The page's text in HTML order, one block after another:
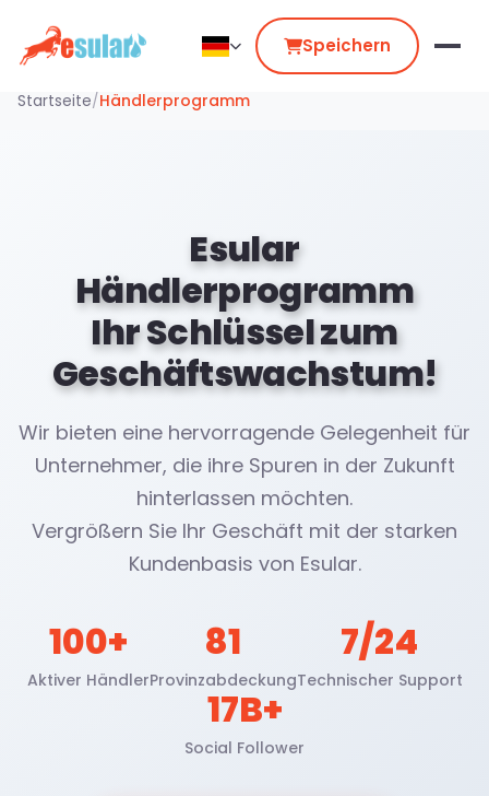
Speichern
Startseite/Händlerprogramm
Esular
Händlerprogramm
Ihr Schlüssel zum
Geschäftswachstum!
Wir bieten eine hervorragende Gelegenheit für
Unternehmer, die ihre Spuren in der Zukunft
hinterlassen möchten.
Vergrößern Sie Ihr Geschäft mit der starken
Kundenbasis von Esular.
100+
Aktiver Händler
81
Provinzabdeckung
7/24
Technischer Support
17B+
Social Follower